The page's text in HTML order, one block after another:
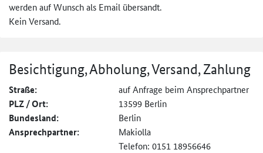
werden auf Wunsch als Email übersandt.
Kein Versand.
Besichtigung, Abholung, Versand, Zahlung
Straße: auf Anfrage beim Ansprechpartner
PLZ / Ort: 13599 Berlin
Bundesland: Berlin
Ansprechpartner:
Makiolla
Telefon: 0151 18956646